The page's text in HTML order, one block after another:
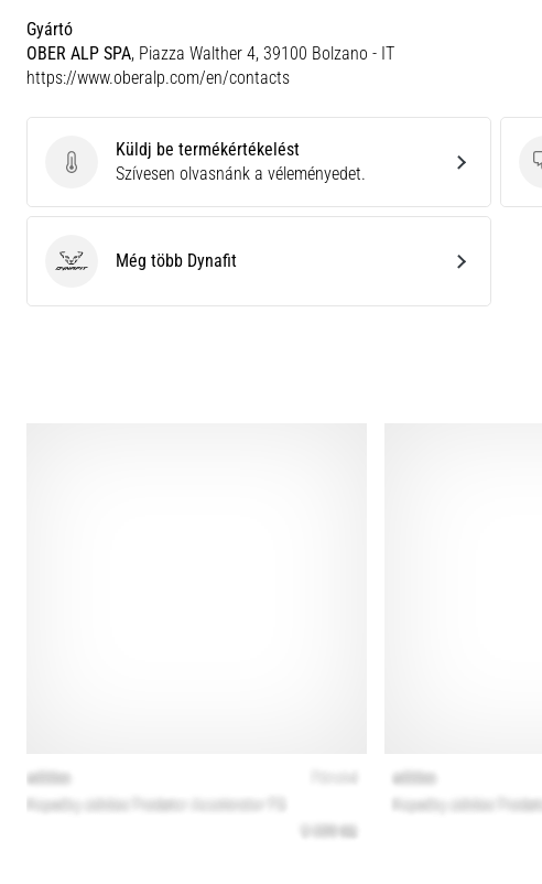
Gyártó
OBER ALP SPA, Piazza Walther 4, 39100 Bolzano - IT
https://www.oberalp.com/en/contacts
Küldj be termékértékelést
Küldj be termékértékelést
Szívesen olvasnánk a véleményedet.
DynafitMég több Dynafit